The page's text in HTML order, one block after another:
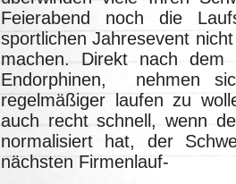
Feierabend noch die
sportlichen Jahresevent
machen. Direkt nach
Endorphinen, nehmen
regelmäßiger laufen zu
auch recht schnell, wenn
normalisiert hat, der
nächsten Firmenlauf-